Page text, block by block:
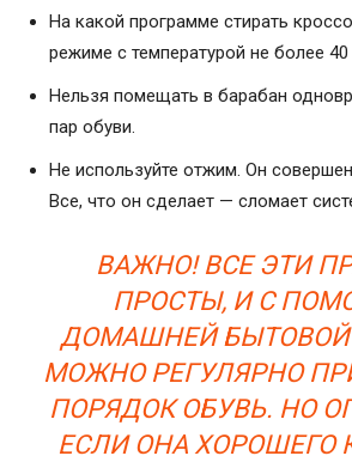
На какой программе стирать
режиме с температурой не более 40
Нельзя помещать в барабан
пар обуви.
Не используйте отжим. Он
Все, что он сделает — сломает
ВАЖНО! ВСЕ ЭТИ
ПРОСТЫ, И С
ДОМАШНЕЙ БЫТОВОЙ
МОЖНО РЕГУЛЯРНО
ПОРЯДОК ОБУВЬ. НО
ЕСЛИ ОНА ХОРОШЕГО